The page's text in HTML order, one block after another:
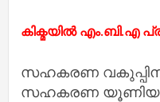
കിക്മയില്‍ എം.ബി.എ
സഹകരണ വകുപ്പിന്
സഹകരണ